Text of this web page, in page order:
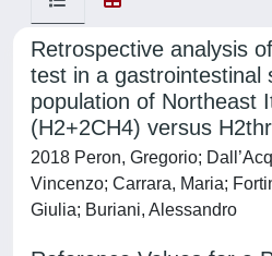
Retrospective analysis
test in a gastrointestinal
population of Northeast
(H2+2CH4) versus
2018 Peron, Gregorio;
Vincenzo; Carrara, Maria;
Giulia; Buriani, Alessandro